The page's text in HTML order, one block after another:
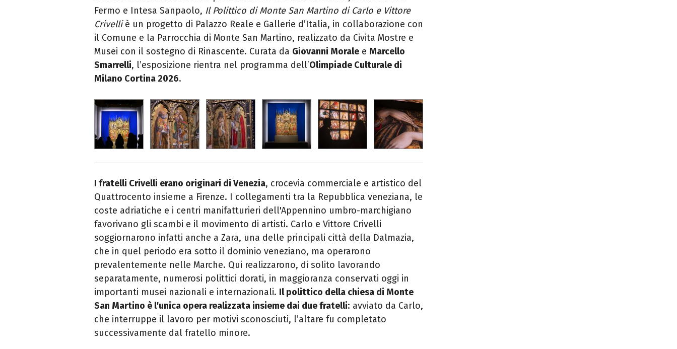
Fermo e Intesa Sanpaolo, Il Polittico di Monte San Martino di Carlo e Vittore
Crivelliè un progetto di Palazzo Reale e Gallerie d’Italia, in collaborazione con
il Comune e la Parrocchia di Monte San Martino, realizzato da Civita Mostre e
Musei con il sostegno di Rinascente. Curata da Giovanni Morale e Marcello
Smarrelli, l’esposizione rientra nel programma dell’Olimpiade Culturale di
Milano Cortina 2026.
I fratelli Crivelli erano originari di Venezia, crocevia commerciale e artistico del
Quattrocento insieme a Firenze. I collegamenti tra la Repubblica veneziana, le
coste adriatiche e i centri manifatturieri dell'Appennino umbro-marchigiano
favorivano gli scambi e il movimento di artisti. Carlo e Vittore Crivelli
soggiornarono infatti anche a Zara, una delle principali città della Dalmazia,
che in quel periodo era sotto il dominio veneziano, ma operarono
prevalentemente nelle Marche. Qui realizzarono, di solito lavorando
separatamente, numerosi polittici dorati, in maggioranza conservati oggi in
importanti musei nazionali e internazionali. Il polittico della chiesa di Monte
San Martino è l'unica opera realizzata insieme dai due fratelli: avviato da Carlo,
che interruppe il lavoro per motivi sconosciuti, l’altare fu completato
successivamente dal fratello minore.